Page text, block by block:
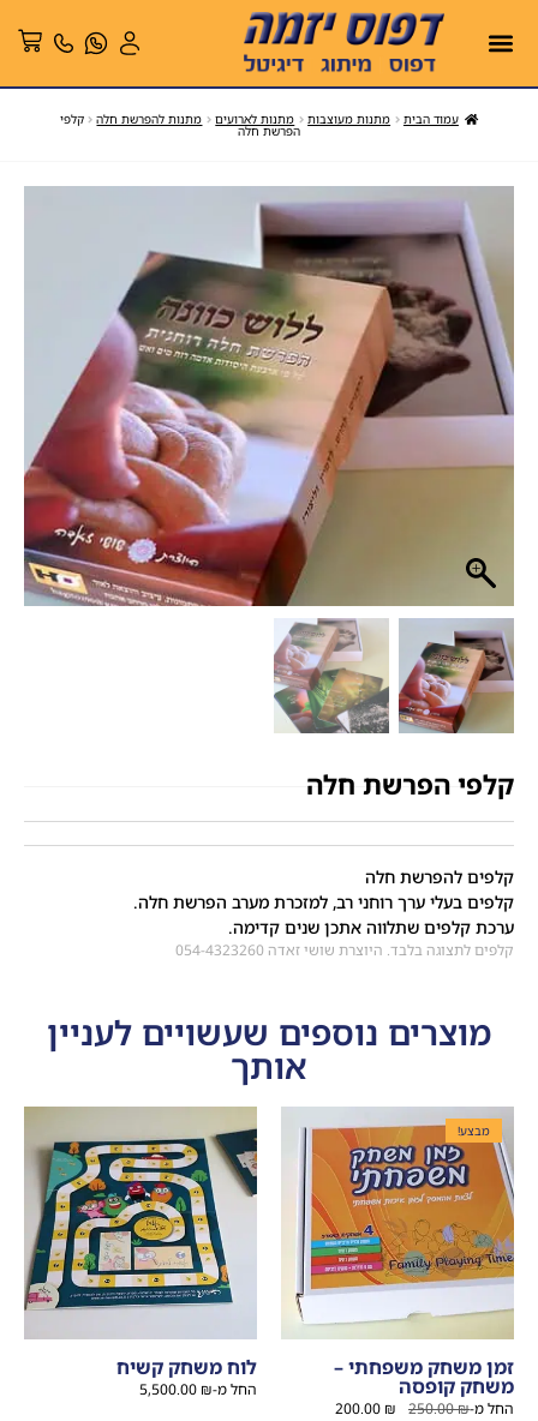
עמוד הבית מתנות מעוצבות מתנות לארועים מתנות להפרשת חלה קלפי
הפרשת חלה
קלפי הפרשת חלה
קלפים להפרשת חלה
קלפים בעלי ערך רוחני רב, למזכרת מערב הפרשת חלה.
ערכת קלפים שתלווה אתכן שנים קדימה.
קלפים לתצוגה בלבד. היוצרת שושי זאדה 054-4323260
מוצרים נוספים שעשויים לעניין
אותך
זמן משחק משפחתי –
משחק קופסה
מבצע!
החל מ-₪
250.00
₪
200.00
לוח משחק קשיח
החל מ-₪